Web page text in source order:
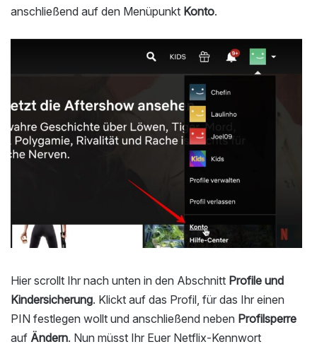
anschließend auf den Menüpunkt Konto.
Hier scrollt Ihr nach unten in den Abschnitt Profile und
Kindersicherung. Klickt auf das Profil, für das Ihr einen
PIN festlegen wollt und anschließend neben Profilsperre
auf Ändern. Nun müsst Ihr Euer Netflix-Kennwort